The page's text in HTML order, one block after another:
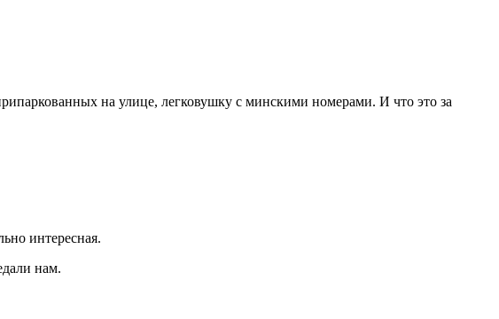
на улице, легковушку с минскими номерами. И что это за
интересная.
нам.